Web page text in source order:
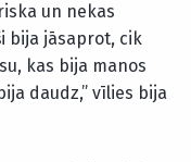
un nekas
bija jāsaprot, cik
kas bija manos
daudz,” vīlies bija